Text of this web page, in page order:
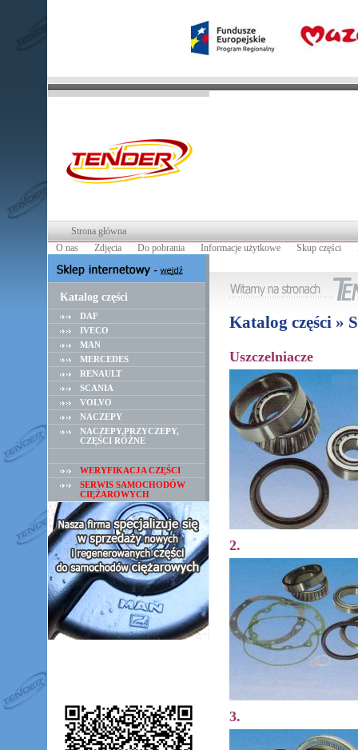
Strona główna
O nas
Zdjęcia Do pobrania Informacje użytkowe Skup części
Katalog części
DAF
IVECO
MAN
MERCEDES
RENAULT
SCANIA
VOLVO
NACZEPY
NACZEPY,PRZYCZEPY,
CZĘŚCI RÓŻNE
WERYFIKACJA CZĘŚCI
SERWIS SAMOCHODÓW
CIĘŻAROWYCH
Katalog części »
Uszczelniacze
2.
3.